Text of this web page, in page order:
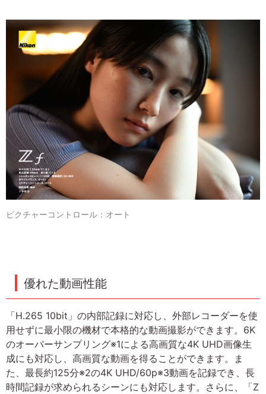
ピクチャーコントロール：オート
優れた動画性能
「H.265 10bit」の内部記録に対応し、外部レコーダーを使
用せずに最小限の機材で本格的な動画撮影ができます。6K
のオーバーサンプリング※1による高画質な4K UHD画像生
成にも対応し、高画質な動画を得ることができます。ま
た、最長約125分※2の4K UHD/60p※3動画を記録でき、長
時間記録が求められるシーンにも対応します。さらに、「Z